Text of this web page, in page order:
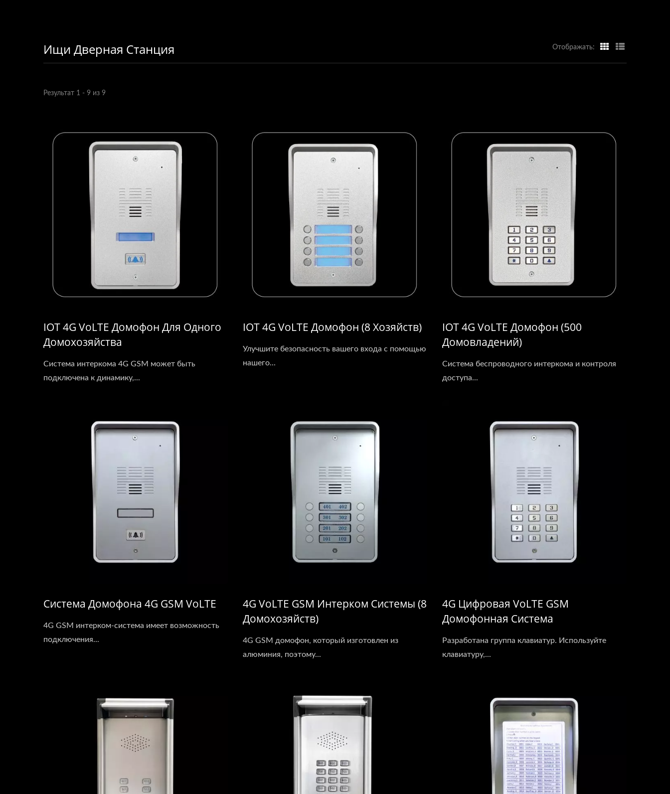
Ищи Дверная Станция Отображать:
Результат 1 - 9 из 9
IOT 4G VoLTE Домофон Для Одного
Домохозяйства
Система интеркома 4G GSM может быть
подключена к динамику,...
IOT 4G VoLTE Домофон (8 Хозяйств)
Улучшите безопасность вашего входа с помощью
нашего...
IOT 4G VoLTE Домофон (500
Домовладений)
Система беспроводного интеркома и контроля
доступа...
Система Домофона 4G GSM VoLTE
4G GSM интерком-система имеет возможность
подключения...
4G VoLTE GSM Интерком Системы (8
Домохозяйств)
4G GSM домофон, который изготовлен из
алюминия, поэтому...
4G Цифровая VoLTE GSM
Домофонная Система
(Многожительская)
Разработана группа клавиатур. Используйте
клавиатуру,...